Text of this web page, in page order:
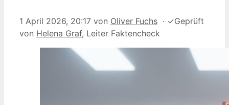
1 April 2026, 20:17 von Oliver Fuchs · ✓Geprüft
von Helena Graf, Leiter Faktencheck